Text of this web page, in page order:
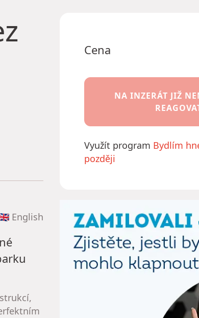
English
Cena
NA INZERÁT JIŽ
Využít program Bydlím
později